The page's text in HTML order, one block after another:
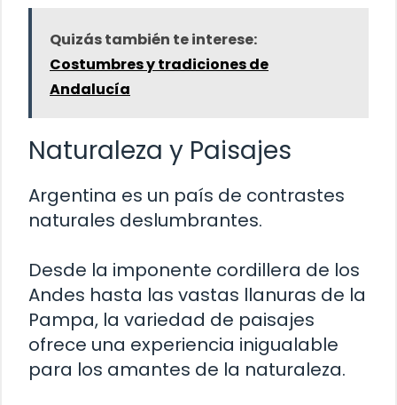
Quizás también te interese:
Costumbres y tradiciones de
Andalucía
Naturaleza y Paisajes
Argentina es un país de contrastes
naturales deslumbrantes.
Desde la imponente cordillera de los
Andes hasta las vastas llanuras de la
Pampa, la variedad de paisajes
ofrece una experiencia inigualable
para los amantes de la naturaleza.